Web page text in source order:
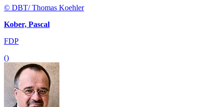
© DBT/ Thomas Koehler
Kober, Pascal
FDP
()